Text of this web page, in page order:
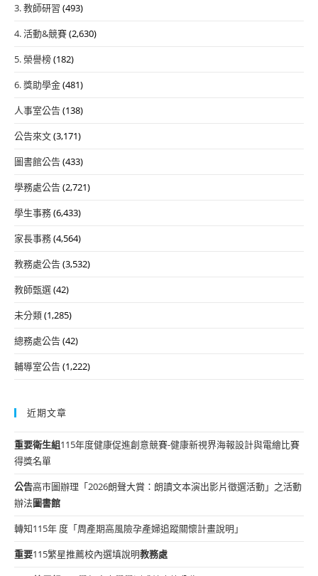
3. 教師研習 (493)
4. 活動&競賽(2,630)
5. 榮譽榜(182)
6. 獎助學金(481)
人事室公告(138)
公告來文(3,171)
圖書館公告(433)
學務處公告(2,721)
學生事務(6,433)
家長事務(4,564)
教務處公告(3,532)
教師甄選(42)
未分類(1,285)
總務處公告(42)
輔導室公告(1,222)
近期文章
重要衛生組115年度健康促進創意競賽-健康新視界海報設計與電繪比賽
得獎名單
公告高市圖辦理「2026朗聲大賞：朗讀文本演出影片徵選活動」之活動
辦法圖書館
轉知115年 度「周產期高風險孕產婦追蹤關懷計畫說明」
重要115繁星推薦校內選填說明教務處